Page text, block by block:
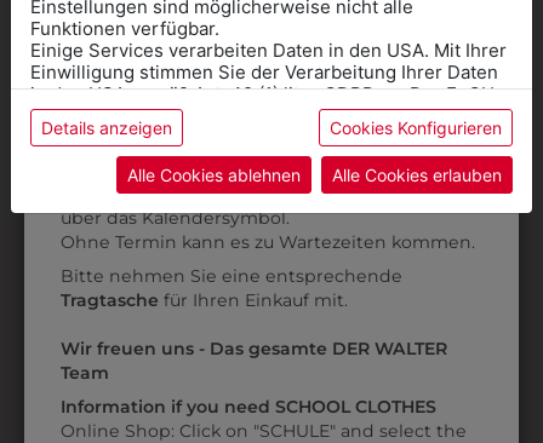
SAKKO SF BASIC
€ 207,90
HERRENHOSE RF
€ 103,90
Einstellungen sind möglicherweise nicht alle
Funktionen verfügbar.
Einige Services verarbeiten Daten in den USA. Mit Ihrer
Einwilligung stimmen Sie der Verarbeitung Ihrer Daten
in den USA gemäß Art. 49 (1) lit. a GDPR zu. Der EuGH
stuft die USA als Land mit unzureichendem Datenschutz
ein, und es besteht das Risiko, dass US-Behörden
Daten ohne Klagemöglichkeit für Europäer überwachen.
Datenschutzerklärungbzw. im
Details anzeigen Cookies Konfigurieren
Alle Cookies ablehnen Alle Cookies erlauben
Kleidung
für die SCHULE
benötigen
Online Shop: Klick auf SCHULE in der
Kategorie und die richtige Schule auswählen.
AnprobeVorort im Geschäft: Termin buchen
über das Kalendersymbol.
Ohne Termin kann es zu Wartezeiten kommen.
Bitte nehmen Sie eine entsprechende
Tragtasche für Ihren Einkauf mit.
Wir freuen uns - Das gesamte DER WALTER
Team
Information if you need SCHOOL CLOTHES
Online Shop: Click on "SCHULE" and select the